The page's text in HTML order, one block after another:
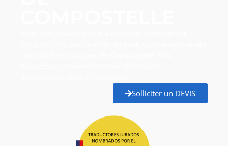
Solliciter un DEVIS